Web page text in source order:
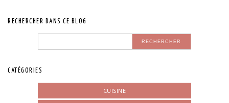
RECHERCHER DANS CE BLOG
CATÉGORIES
CUISINE